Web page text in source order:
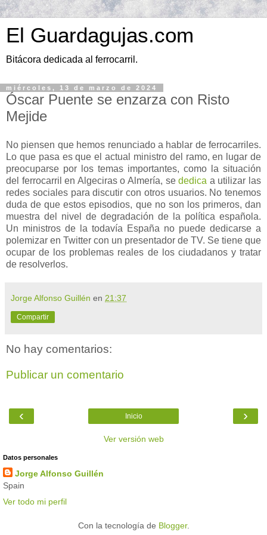
El Guardagujas.com
Bitácora dedicada al ferrocarril.
miércoles, 13 de marzo de 2024
Óscar Puente se enzarza con Risto
Mejide
No piensen que hemos renunciado a hablar de ferrocarriles.
Lo que pasa es que el actual ministro del ramo, en lugar de
preocuparse por los temas importantes, como la situación
del ferrocarril en Algeciras o Almería, sededica a utilizar las
redes sociales para discutir con otros usuarios. No tenemos
duda de que estos episodios, que no son los primeros, dan
muestra del nivel de degradación de la política española.
Un ministros de la todavía España no puede dedicarse a
polemizar en Twitter con un presentador de TV. Se tiene que
ocupar de los problemas reales de los ciudadanos y tratar
de resolverlos.
Jorge Alfonso Guillén en 21:37
Compartir
No hay comentarios:
Publicar un comentario
‹ ›
Inicio
Ver versión web
Datos personales
Jorge Alfonso Guillén
Spain
Ver todo mi perfil
Con la tecnología de Blogger.